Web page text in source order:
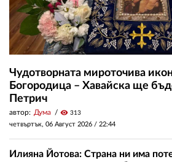
Чудотворната мироточива
Богородица – Хавайска ще
Петрич
автор: Дума visibility 313
четвъртък, 06 Август 2026 / 22:44
Илияна Йотова: Страна ни има